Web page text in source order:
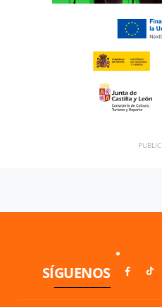
SÍGUENOS